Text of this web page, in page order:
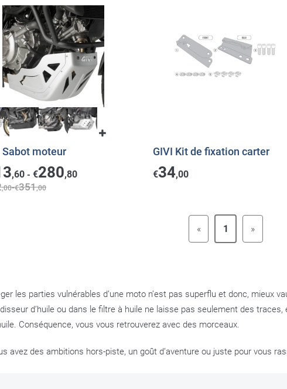
Sabot moteur
,60 -€280,80
,00-€351,00
GIVI Kit de fixation carter
€34,00
« 1 »
les parties vulnérables d’une moto n’est pas superflu et donc, mieux
d’huile ou dans le filtre à huile ne laisse pas seulement des
Conséquence, vous vous retrouverez avec des morceaux.
avez des ambitions hors-piste, un goût d’aventure ou juste pour vous